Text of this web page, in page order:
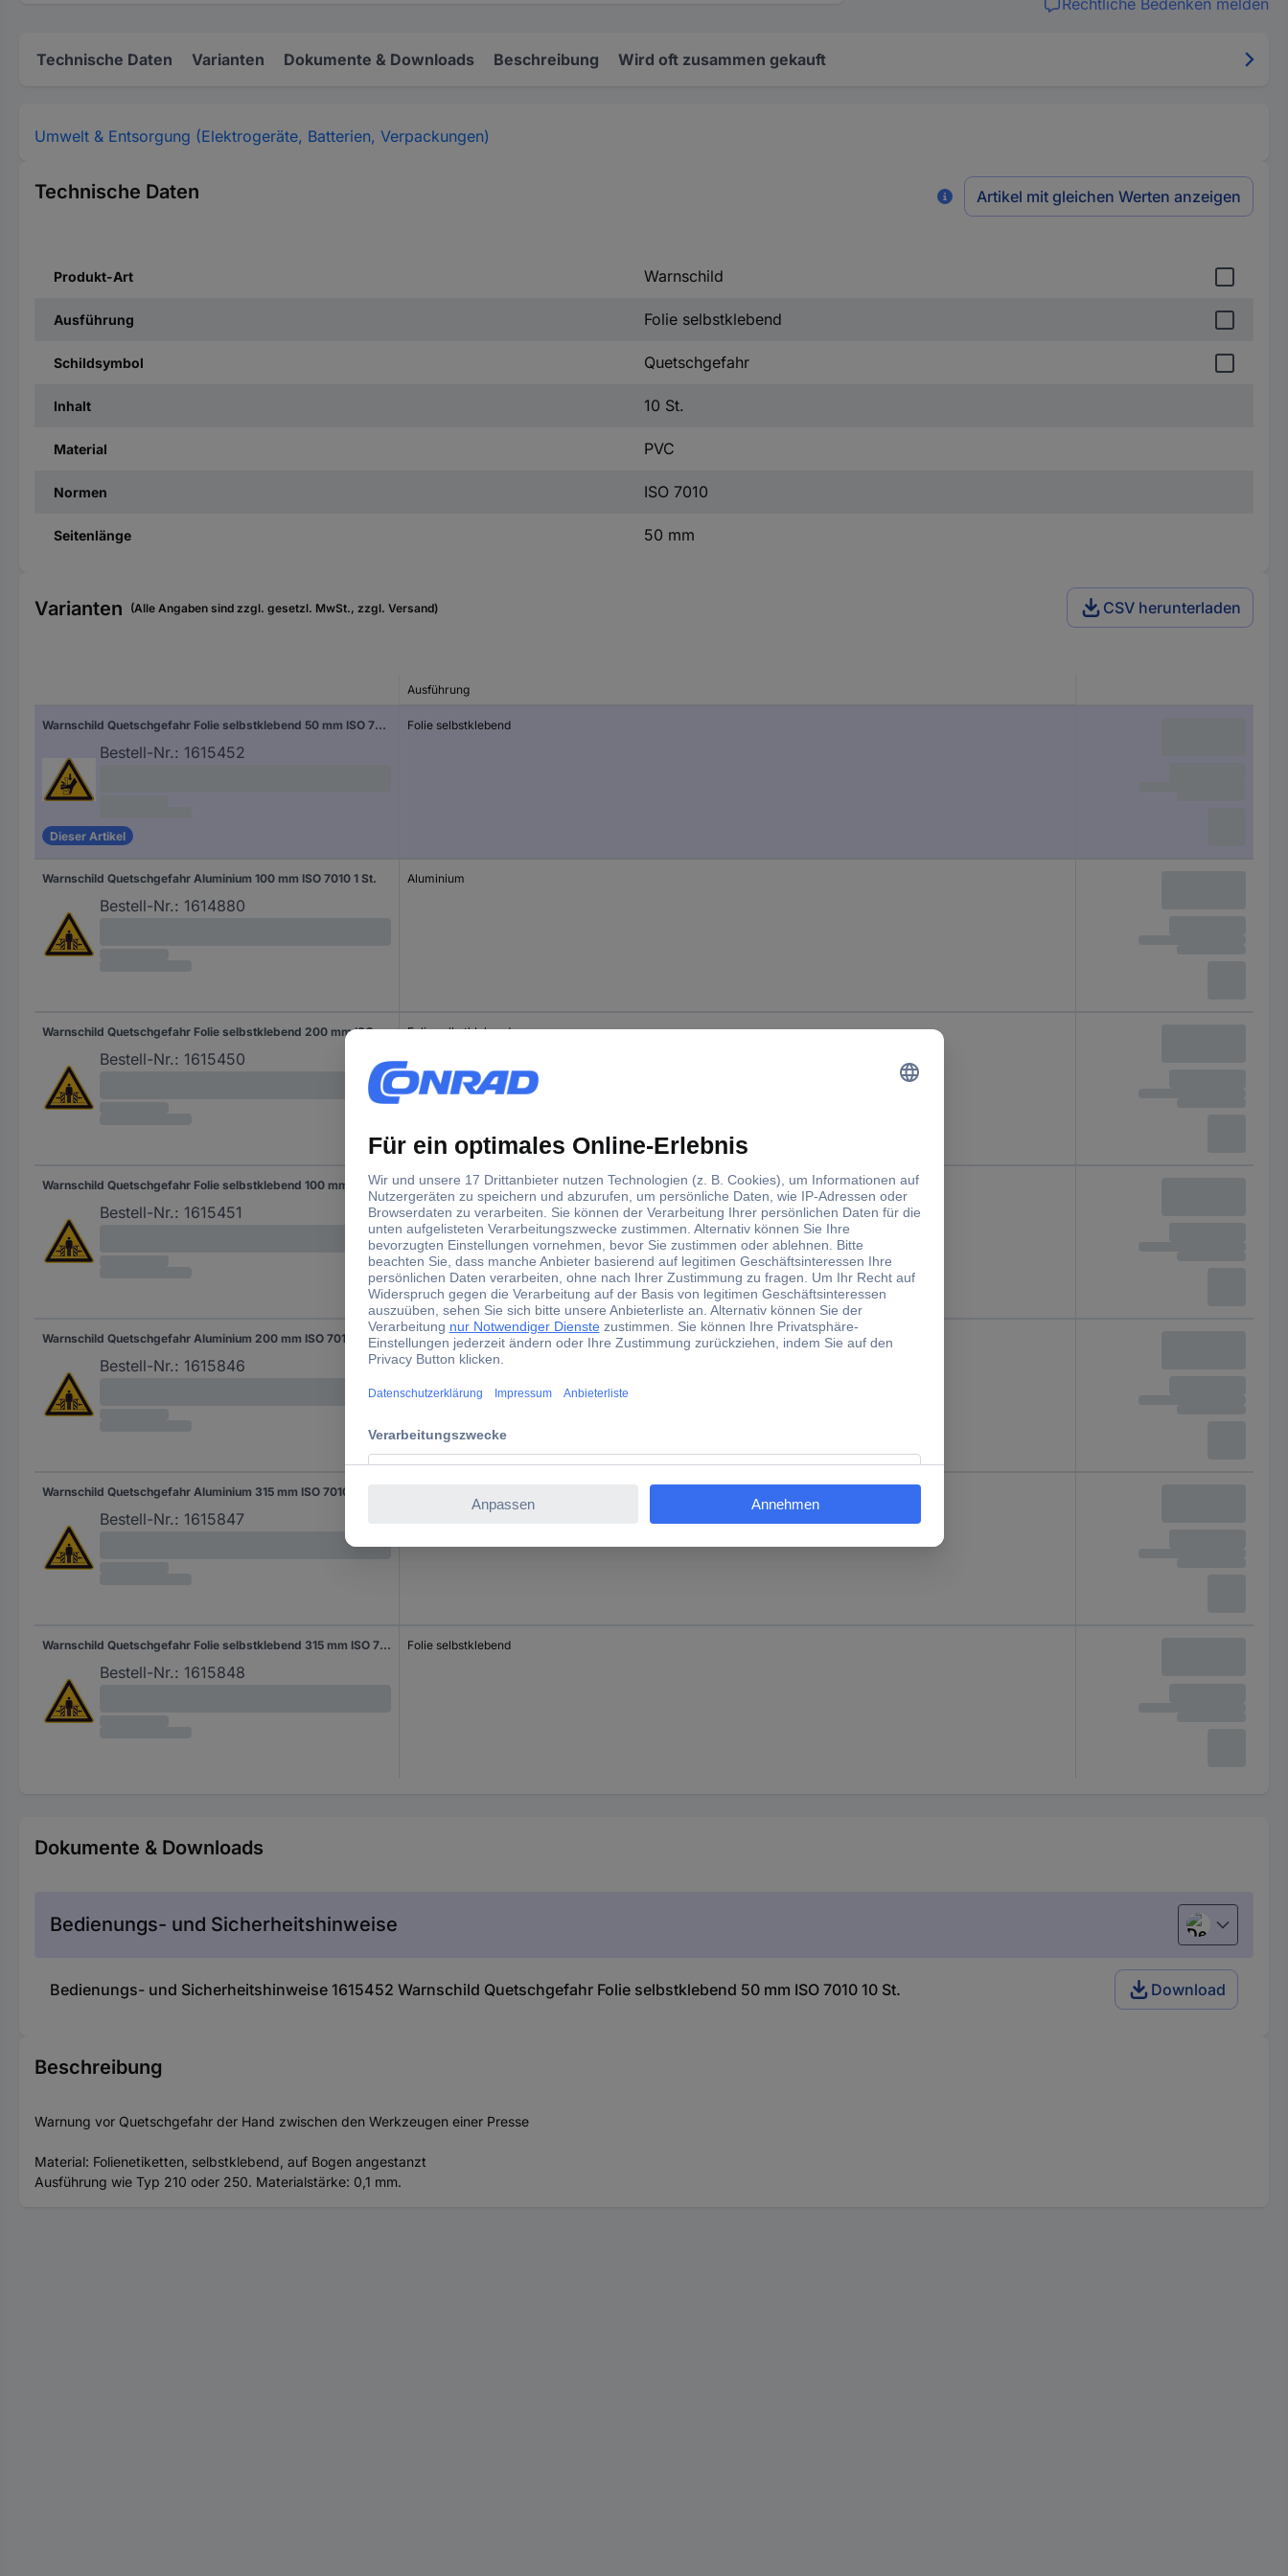
Rechtliche Bedenken melden
Technische Daten Varianten Dokumente & Downloads Beschreibung Wird oft zusammen gekauft
Umwelt & Entsorgung (Elektrogeräte, Batterien, Verpackungen)
Technische Daten Artikel mit gleichen Werten anzeigen
Produkt-Art Warnschild
Ausführung Folie selbstklebend
Schildsymbol Quetschgefahr
Inhalt 10 St.
Material PVC
Normen ISO 7010
Seitenlänge 50 mm
Varianten (Alle Angaben sind zzgl. gesetzl. MwSt., zzgl. Versand) CSV herunterladen
Ausführung
Warnschild Quetschgefahr Folie selbstklebend 50 mm ISO 7010 10 St.
Bestell-Nr.: 1615452
Dieser Artikel
Folie selbstklebend
Warnschild Quetschgefahr Aluminium 100 mm ISO 7010 1 St.
Bestell-Nr.: 1614880
Aluminium
Warnschild Quetschgefahr Folie selbstklebend 200 mm ISO 7010 1 St.
Bestell-Nr.: 1615450
Folie selbstklebend
Warnschild Quetschgefahr Folie selbstklebend 100 mm ISO 7010 1 St.
Bestell-Nr.: 1615451
Folie selbstklebend
Warnschild Quetschgefahr Aluminium 200 mm ISO 7010 1 St.
Bestell-Nr.: 1615846
Aluminium
Warnschild Quetschgefahr Aluminium 315 mm ISO 7010 1 St.
Bestell-Nr.: 1615847
Warnschild Quetschgefahr Folie selbstklebend 315 mm ISO 7010 1 St.
Bestell-Nr.: 1615848
Folie selbstklebend
Dokumente & Downloads
Bedienungs- und Sicherheitshinweise Deutsch
Bedienungs- und Sicherheitshinweise 1615452 Warnschild Quetschgefahr Folie selbstklebend 50 mm ISO 7010 10 St. Download
Beschreibung
Warnung vor Quetschgefahr der Hand zwischen den Werkzeugen einer Presse
Material: Folienetiketten, selbstklebend, auf Bogen angestanzt
Ausführung wie Typ 210 oder 250. Materialstärke: 0,1 mm.